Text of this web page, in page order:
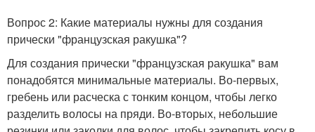
Вопрос 2: Какие материалы нужны для создания
прически "французская ракушка"?
Для создания прически "французская ракушка" вам
понадобятся минимальные материалы. Во-первых,
гребень или расческа с тонким концом, чтобы легко
разделить волосы на пряди. Во-вторых, небольшие